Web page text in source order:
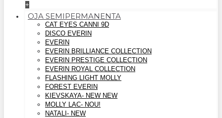
+
OJA SEMIPERMANENTA
CAT EYES CANNI 9D
DISCO EVERIN
EVERIN
EVERIN BRILLIANCE COLLECTION
EVERIN PRESTIGE COLLECTION
EVERIN ROYAL COLLECTION
FLASHING LIGHT MOLLY
FOREST EVERIN
KIEVSKAYA- NEW NEW
MOLLY LAC- NOU!
NATALI- NEW